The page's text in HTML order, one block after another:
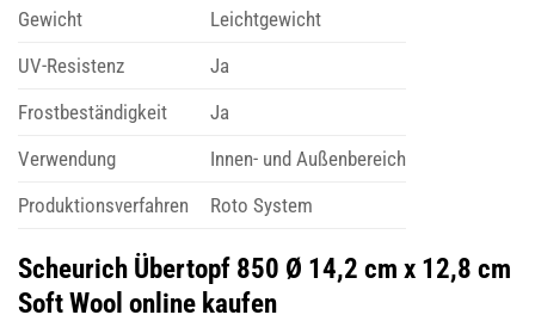
Gewicht
Leichtgewicht
UV-Resistenz
Ja
Frostbeständigkeit
Ja
Verwendung
Innen- und Außenbereich
Produktionsverfahren
Roto System
Scheurich Übertopf 850 Ø 14,2 cm x 12,8 cm
Soft Wool online kaufen